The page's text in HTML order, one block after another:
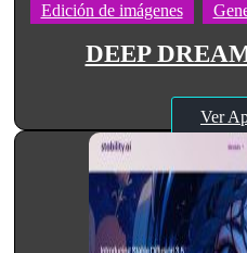
Edición de imágenes
DEEP
Ver